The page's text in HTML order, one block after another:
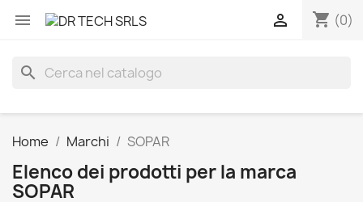
 shopping_cart (0)

search
Home Marchi SOPAR
Elenco dei prodotti per la marca
SOPAR